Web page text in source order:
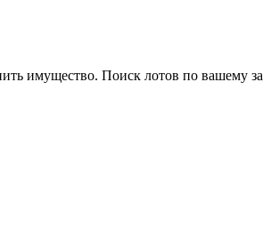
имущество. Поиск лотов по вашему